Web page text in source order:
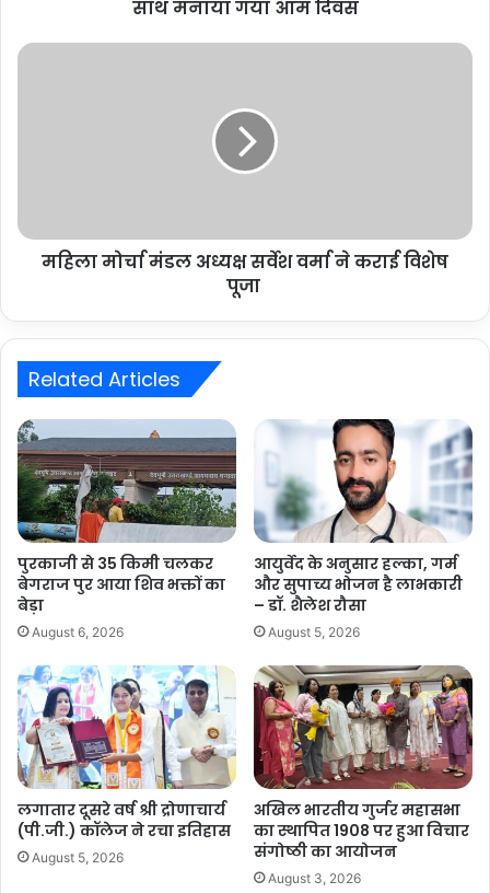
साथ मनाया गया आम दिवस
महिला मोर्चा मंडल अध्यक्ष सर्वेश वर्मा ने कराई विशेष
पूजा
Related Articles
पुरकाजी से 35 किमी चलकर
बेगराज पुर आया शिव भक्तों का
बेड़ा
August 6, 2026
आयुर्वेद के अनुसार हल्का, गर्म
और सुपाच्य भोजन है लाभकारी
– डॉ. शैलेश रौसा
August 5, 2026
लगातार दूसरे वर्ष श्री द्रोणाचार्य
(पी.जी.) कॉलेज ने रचा इतिहास
August 5, 2026
अखिल भारतीय गुर्जर महासभा
का स्थापित 1908 पर हुआ विचार
संगोष्ठी का आयोजन
August 3, 2026